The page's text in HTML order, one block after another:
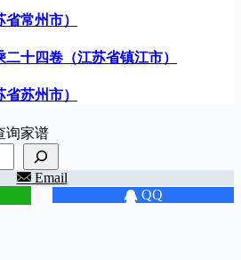
常州市）
十四卷（江苏省镇江市）
苏州市）
询家谱
Email
QQ